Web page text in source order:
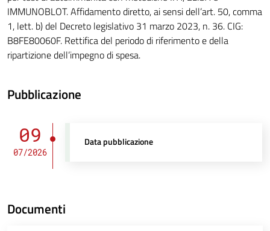
IMMUNOBLOT. Affidamento diretto, ai sensi dell’art. 50, comma
1, lett. b) del Decreto legislativo 31 marzo 2023, n. 36. CIG:
B8FE80060F. Rettifica del periodo di riferimento e della
ripartizione dell’impegno di spesa.
Pubblicazione
09
07/2026
Data pubblicazione
Documenti